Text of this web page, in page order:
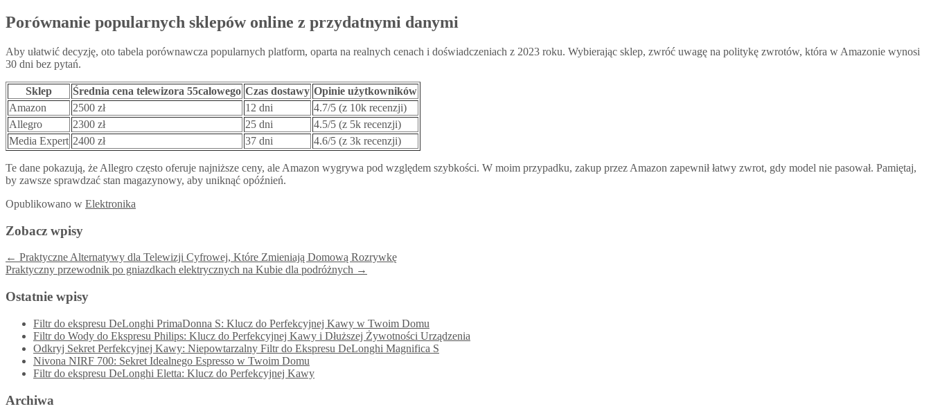
Porównanie popularnych sklepów online z przydatnymi danymi
Aby ułatwić decyzję, oto tabela porównawcza popularnych platform, oparta na realnych cenach i doświadczeniach z 2023 roku. Wybierając sklep, zwróć uwagę na politykę zwrotów, która w Amazonie wynosi
30 dni bez pytań.
Sklep Średnia cena telewizora 55calowego Czas dostawy Opinie użytkowników
Amazon
2500 zł 12 dni
4.7/5 (z 10k recenzji)
Allegro
2300 zł 25 dni
4.5/5 (z 5k recenzji)
Media Expert 2400 zł 37 dni 4.6/5 (z 3k recenzji)
Te dane pokazują, że Allegro często oferuje najniższe ceny, ale Amazon wygrywa pod względem szybkości. W moim przypadku, zakup przez Amazon zapewnił łatwy zwrot, gdy model nie pasował. Pamiętaj,
by zawsze sprawdzać stan magazynowy, aby uniknąć opóźnień.
Opublikowano w Elektronika
Zobacz wpisy
← Praktyczne Alternatywy dla Telewizji Cyfrowej, Które Zmieniają Domową Rozrywkę
Praktyczny przewodnik po gniazdkach elektrycznych na Kubie dla podróżnych →
Ostatnie wpisy
Filtr do ekspresu DeLonghi PrimaDonna S: Klucz do Perfekcyjnej Kawy w Twoim Domu
Filtr do Wody do Ekspresu Philips: Klucz do Perfekcyjnej Kawy i Dłuższej Żywotności Urządzenia
Odkryj Sekret Perfekcyjnej Kawy: Niepowtarzalny Filtr do Ekspresu DeLonghi Magnifica S
Nivona NIRF 700: Sekret Idealnego Espresso w Twoim Domu
Filtr do ekspresu DeLonghi Eletta: Klucz do Perfekcyjnej Kawy
Archiwa